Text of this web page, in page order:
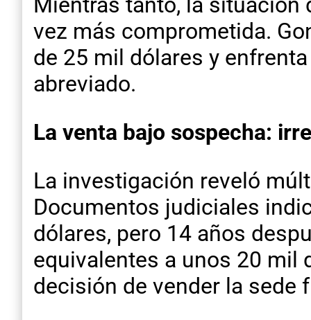
vez más comprometida.
de 25 mil dólares y
abreviado.
La venta bajo sospecha:
La investigación reveló
Documentos judiciales
dólares, pero 14 años
equivalentes a unos 20 mil
decisión de vender la sede